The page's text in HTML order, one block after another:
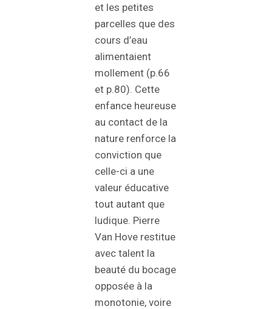
et les petites
parcelles que des
cours d’eau
alimentaient
mollement (p.66
et p.80). Cette
enfance heureuse
au contact de la
nature renforce la
conviction que
celle-ci a une
valeur éducative
tout autant que
ludique. Pierre
Van Hove restitue
avec talent la
beauté du bocage
opposée à la
monotonie, voire